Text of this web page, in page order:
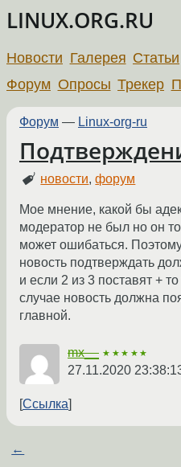
LINUX.ORG.RU
Новости Галерея Статьи
Форум Опросы Трекер
Форум — Linux-org-ru
новости,форум
Мое мнение, какой бы
модератор не был но он
может ошибаться.
новость подтверждать
и если 2 из 3 поставят +
случае новость должна
главной.
mx__ ★★★★★
27.11.2020
Ссылка
←